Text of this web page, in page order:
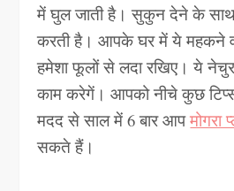
में घुल जाती है। सुकुन देने के
करती है। आपके घर में ये महकने
हमेशा फूलों से लदा रखिए। ये
काम करेगें। आपको नीचे कुछ
मदद से साल में 6 बार आपमोगरा
सकते हैं।